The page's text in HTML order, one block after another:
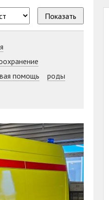
Показать
помощь
роды